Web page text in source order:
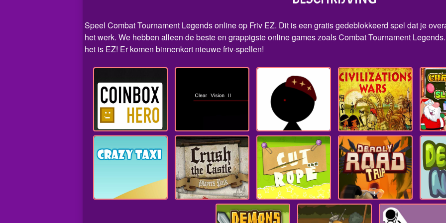
Speel Combat Tournament Legends online op Friv EZ. Dit is een gratis gedeblokkeerd spel dat je
het werk. We hebben alleen de beste en grappigste online games zoals Combat Tournament
het is EZ! Er komen binnenkort nieuwe friv-spellen!